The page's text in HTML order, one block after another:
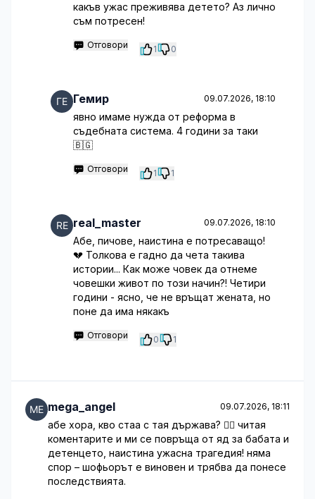
какъв ужас преживява детето? Аз лично
съм потресен!
Отговори 1 0
Гемир 09.07.2026, 18:10
явно имаме нужда от реформа в
съдебната система. 4 години за таки
🇧🇬
Отговори 1 1
real_master 09.07.2026, 18:10
Абе, пичове, наистина е потресаващо!
💔 Толкова е гадно да чета такива
истории... Как може човек да отнеме
човешки живот по този начин?! Четири
години - ясно, че не връщат жената, но
поне да има някакъ
Отговори 0 1
mega_angel 09.07.2026, 18:11
абе хора, кво стаа с тая държава? 🤦‍♂️ читая
коментарите и ми се повръща от яд за бабата и
детенцето, наистина ужасна трагедия! няма
спор – шофьорът е виновен и трябва да понесе
последствията.